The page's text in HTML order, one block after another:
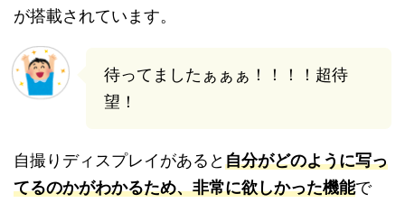
が搭載されています。
待ってましたぁぁぁ！！！！超待
望！
自撮りディスプレイがあると自分がどのように写っ
てるのかがわかるため、非常に欲しかった機能で